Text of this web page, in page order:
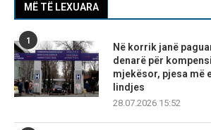
MË TË LEXUARA
1
Në korrik janë
denarë për
mjekësor, pjesa më
lindjes
28.07.2026 15:52